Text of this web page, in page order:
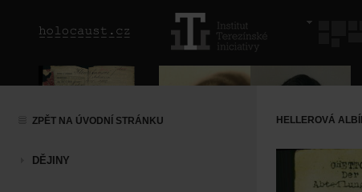
ZPĚT NA ÚVODNÍ STRÁNKU
DĚJINY
HELLEROVÁ